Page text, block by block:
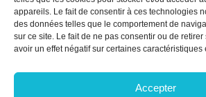
appareils. Le fait de consentir à ces technologies
des données telles que le comportement de
sur ce site. Le fait de ne pas consentir ou de
avoir un effet négatif sur certaines caractéristiques
Accepter
Confédération Nationale des
& Associations de